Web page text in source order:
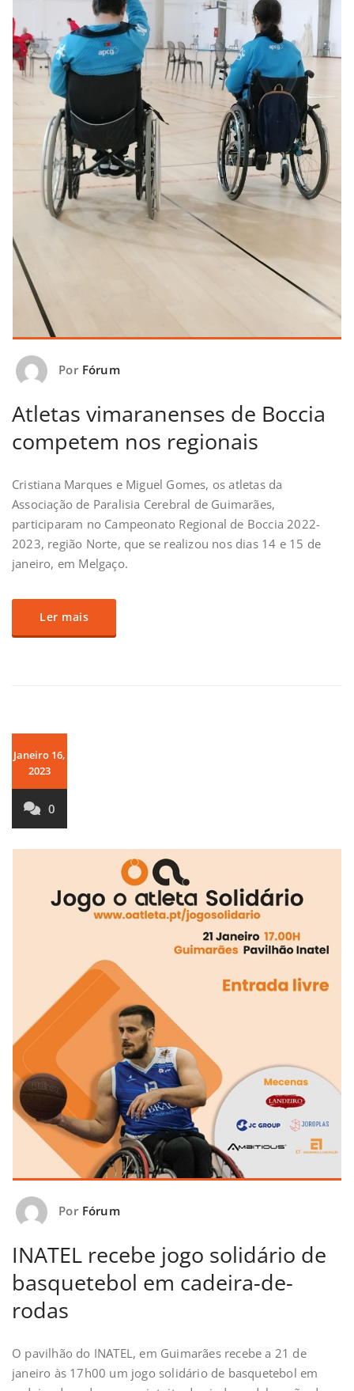
Por Fórum
Atletas vimaranenses de Boccia
competem nos regionais
Cristiana Marques e Miguel Gomes, os atletas da
Associação de Paralisia Cerebral de Guimarães,
participaram no Campeonato Regional de Boccia 2022-
2023, região Norte, que se realizou nos dias 14 e 15 de
janeiro, em Melgaço.
Ler mais
Janeiro 16,
2023
0
Por Fórum
INATEL recebe jogo solidário de
basquetebol em cadeira-de-
rodas
O pavilhão do INATEL, em Guimarães recebe a 21 de
janeiro às 17h00 um jogo solidário de basquetebol em